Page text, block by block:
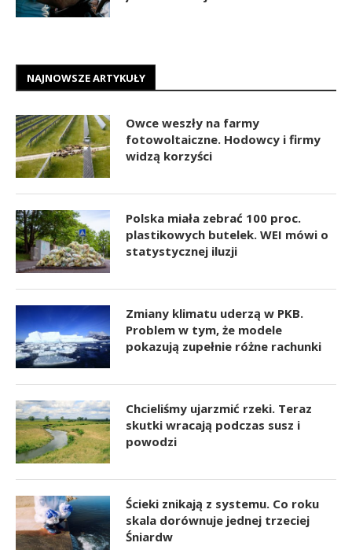
NAJNOWSZE ARTYKUŁY
Owce weszły na farmy
fotowoltaiczne. Hodowcy i firmy
widzą korzyści
Polska miała zebrać 100 proc.
plastikowych butelek. WEI mówi o
statystycznej iluzji
Zmiany klimatu uderzą w PKB.
Problem w tym, że modele
pokazują zupełnie różne rachunki
Chcieliśmy ujarzmić rzeki. Teraz
skutki wracają podczas susz i
powodzi
Ścieki znikają z systemu. Co roku
skala dorównuje jednej trzeciej
Śniardw